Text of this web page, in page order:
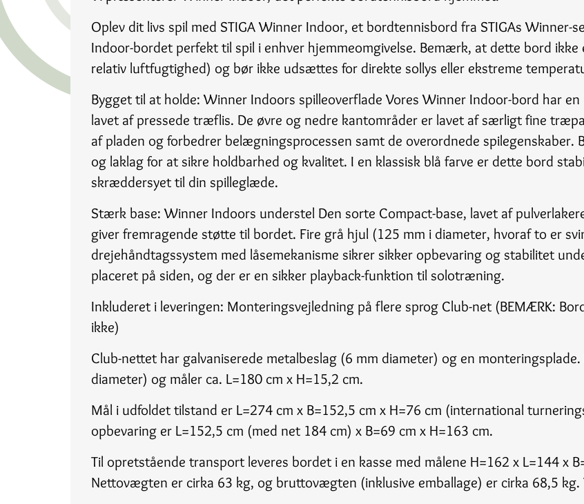
Oplev dit livs spil med STIGA Winner Indoor, et bordtennisbord fra STIGAs
Indoor-bordet perfekt til spil i enhver hjemmeomgivelse. Bemærk, at dette bord
relativ luftfugtighed) og bør ikke udsættes for direkte sollys eller ekstreme
Bygget til at holde: Winner Indoors spilleoverflade Vores Winner Indoor-bord har
lavet af pressede træflis. De øvre og nedre kantområder er lavet af særligt fine
af pladen og forbedrer belægningsprocessen samt de overordnede spilegenskaber.
og laklag for at sikre holdbarhed og kvalitet. I en klassisk blå farve er dette bord
skræddersyet til din spilleglæde.
Stærk base: Winner Indoors understel Den sorte Compact-base, lavet af
giver fremragende støtte til bordet. Fire grå hjul (125 mm i diameter, hvoraf to er
drejehåndtagssystem med låsemekanisme sikrer sikker opbevaring og stabilitet
placeret på siden, og der er en sikker playback-funktion til solotræning.
Inkluderet i leveringen: Monteringsvejledning på flere sprog Club-net (BEMÆRK:
ikke)
Club-nettet har galvaniserede metalbeslag (6 mm diameter) og en
diameter) og måler ca. L=180 cm x H=15,2 cm.
Mål i udfoldet tilstand er L=274 cm x B=152,5 cm x H=76 cm (international
opbevaring er L=152,5 cm (med net 184 cm) x B=69 cm x H=163 cm.
Til opretstående transport leveres bordet i en kasse med målene H=162 x L=144 x
Nettovægten er cirka 63 kg, og bruttovægten (inklusive emballage) er cirka 68,5 kg.